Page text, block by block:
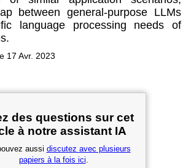
between general-purpose LLMs
language processing needs of
17 Avr. 2023
des questions sur cet
à notre assistant IA
aussi discutez avec plusieurs
papiers à la fois ici.